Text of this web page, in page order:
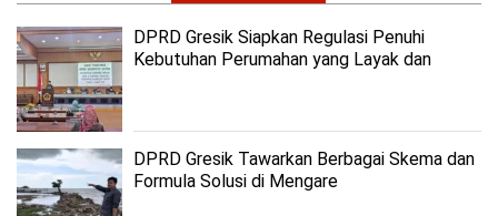
DPRD Gresik Siapkan Regulasi Penuhi
Kebutuhan Perumahan yang Layak dan
DPRD Gresik Tawarkan Berbagai Skema dan
Formula Solusi di Mengare